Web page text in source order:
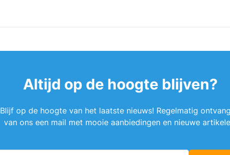
Altijd op de hoogte blijven?
Blijf op de hoogte van het laatste nieuws! Regelmatig
van ons een mail met mooie aanbiedingen en nieuwe